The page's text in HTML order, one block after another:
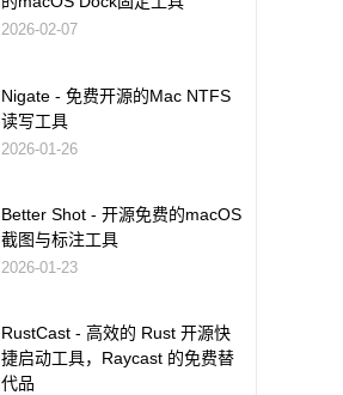
2026-02-07
Nigate - 免费开源的Mac NTFS
读写工具
2026-01-26
Better Shot - 开源免费的macOS
截图与标注工具
2026-01-23
RustCast - 高效的 Rust 开源快
捷启动工具，Raycast 的免费替
代品